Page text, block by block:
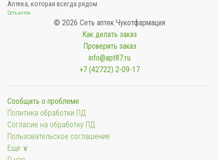
Аптека, которая всегда рядом
Сеть аптек
© 2026 Сеть аптек Чукотфармация
Как делать заказ
Проверить заказ
info@apt87.ru
+7 (42722) 2-09-17
Сообщить о проблеме
Политика обработки ПД
Согласие на обработку ПД
Пользовательское соглашение
Еще ∨